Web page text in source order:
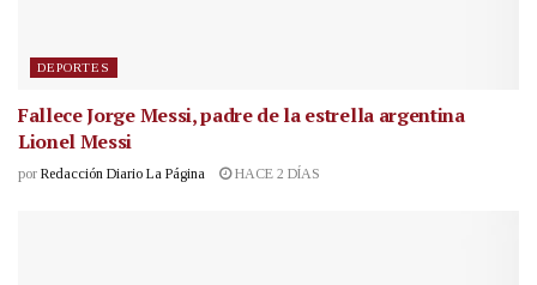
DEPORTES
Fallece Jorge Messi, padre de la estrella argentina
Lionel Messi
por Redacción Diario La Página HACE 2 DÍAS